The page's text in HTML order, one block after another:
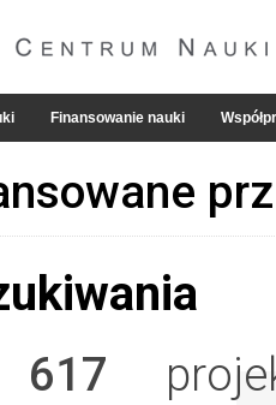
Finansowanie nauki
617